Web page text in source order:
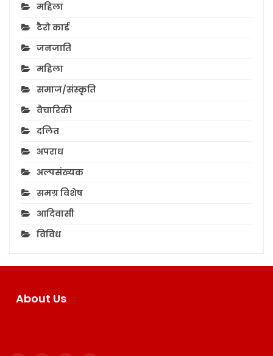
महिला
टैरो कार्ड
जनजाति
महिला
समाज/संस्कृति
वैचारिकी
दलित
अपराध
अल्पसंख्यक
समग्र विशेष
आदिवासी
विविध
About Us